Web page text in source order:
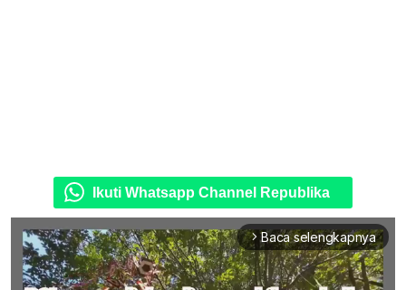
Ikuti Whatsapp Channel Republika
arrow_forward_ios Baca selengkapnya